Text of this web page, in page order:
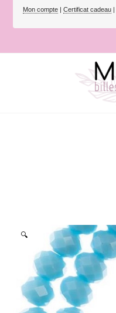
Mon compte | Certificat cadeau |
🔍